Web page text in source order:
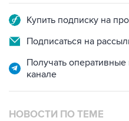
Купить подписку на
Подписаться на
Получать
канале
НОВОСТИ ПО ТЕМЕ